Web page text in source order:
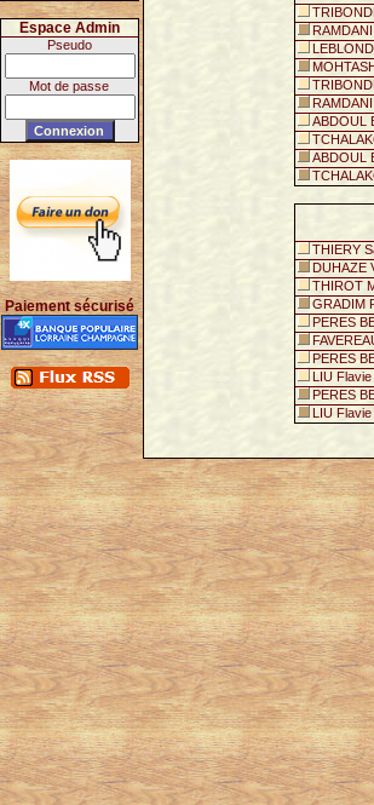
Espace Admin
Pseudo
Mot de passe
Paiement sécurisé
ABDOUL
ABDOUL
THIERY
DUHAZE
THIROT
GRADIM
PERES
PERES
LIU Flavie
PERES
LIU Flavie